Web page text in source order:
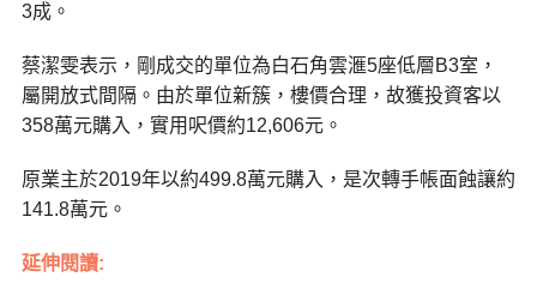
3成。
蔡潔雯表示，剛成交的單位為白石角雲滙5座低層B3室，
屬開放式間隔。由於單位新簇，樓價合理，故獲投資客以
358萬元購入，實用呎價約12,606元。
原業主於2019年以約499.8萬元購入，是次轉手帳面蝕讓約
141.8萬元。
延伸閱讀: